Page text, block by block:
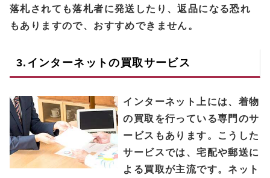
落札されても落札者に発送したり、返品になる恐れ
もありますので、おすすめできません。
3.インターネットの買取サービス
インターネット上には、着物
の買取を行っている専門のサ
ービスもあります。こうした
サービスでは、宅配や郵送に
よる買取が主流です。ネット